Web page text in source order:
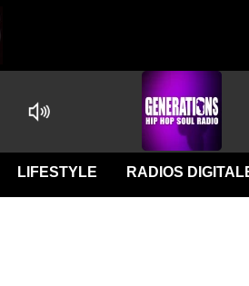
LIFESTYLE RADIOS